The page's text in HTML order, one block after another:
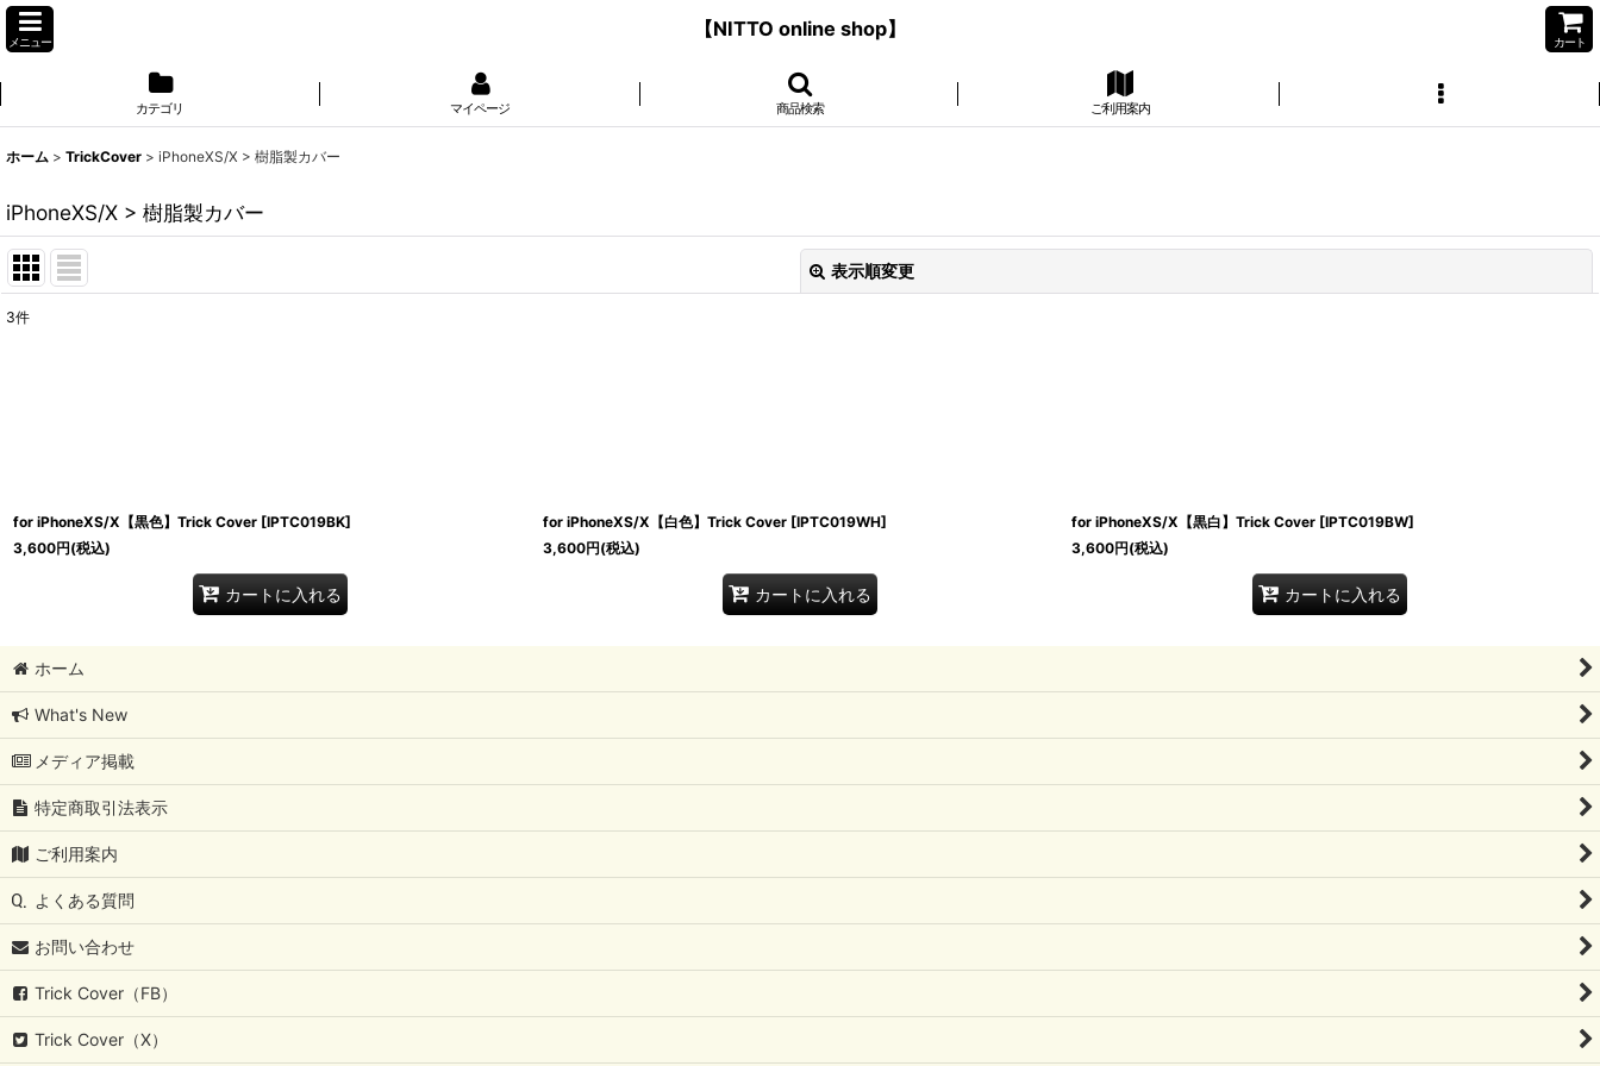
メニュー
【NITTO online shop】
カート
カテゴリ マイページ 商品検索 ご利用案内
ホーム > TrickCover > iPhoneXS/X > 樹脂製カバー
iPhoneXS/X > 樹脂製カバー
表示順変更
3件
for iPhoneXS/X【黒色】Trick Cover [IPTC019BK]
3,600円(税込)
カートに入れる
for iPhoneXS/X【白色】Trick Cover [IPTC019WH]
3,600円(税込)
カートに入れる
for iPhoneXS/X【黒白】Trick Cover [IPTC019BW]
3,600円(税込)
カートに入れる
ホーム
What's New
メディア掲載
特定商取引法表示
ご利用案内
よくある質問
お問い合わせ
Trick Cover（FB）
Trick Cover（X）